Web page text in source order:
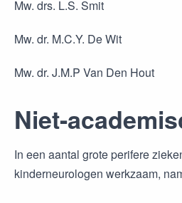
Mw. drs. L.S. Smit
Mw. dr. M.C.Y. De Wit
Mw. dr. J.M.P Van Den Hout
Niet-
In een aantal grote perifere
kinderneurologen werkzaam,